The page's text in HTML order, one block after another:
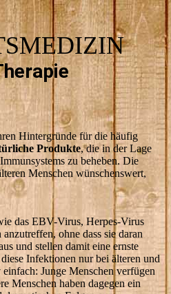
Hintergründe für die häufig
Produkte, die in der Lage
zu beheben. Die
Menschen wünschenswert,
das EBV-Virus, Herpes-Virus
ohne dass sie daran
und stellen damit eine ernste
Infektionen nur bei älteren und
Junge Menschen verfügen
Menschen haben dagegen ein